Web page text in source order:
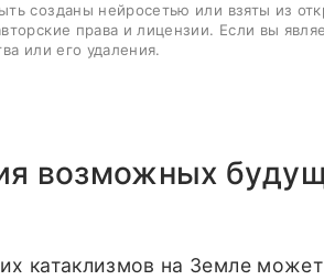
созданы нейросетью или взяты из
права и лицензии. Если вы
или его удаления.
возможных
катаклизмов на Земле может